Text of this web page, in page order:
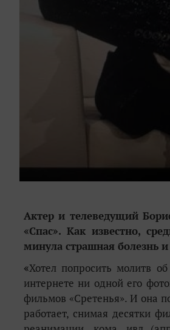
Актер и телеведущий
«Спас». Как известно,
минула страшная болезнь и
«Хотел попросить молитв
интернете ни одной его
фильмов «Сретенья». И она
работает, снимая десятки